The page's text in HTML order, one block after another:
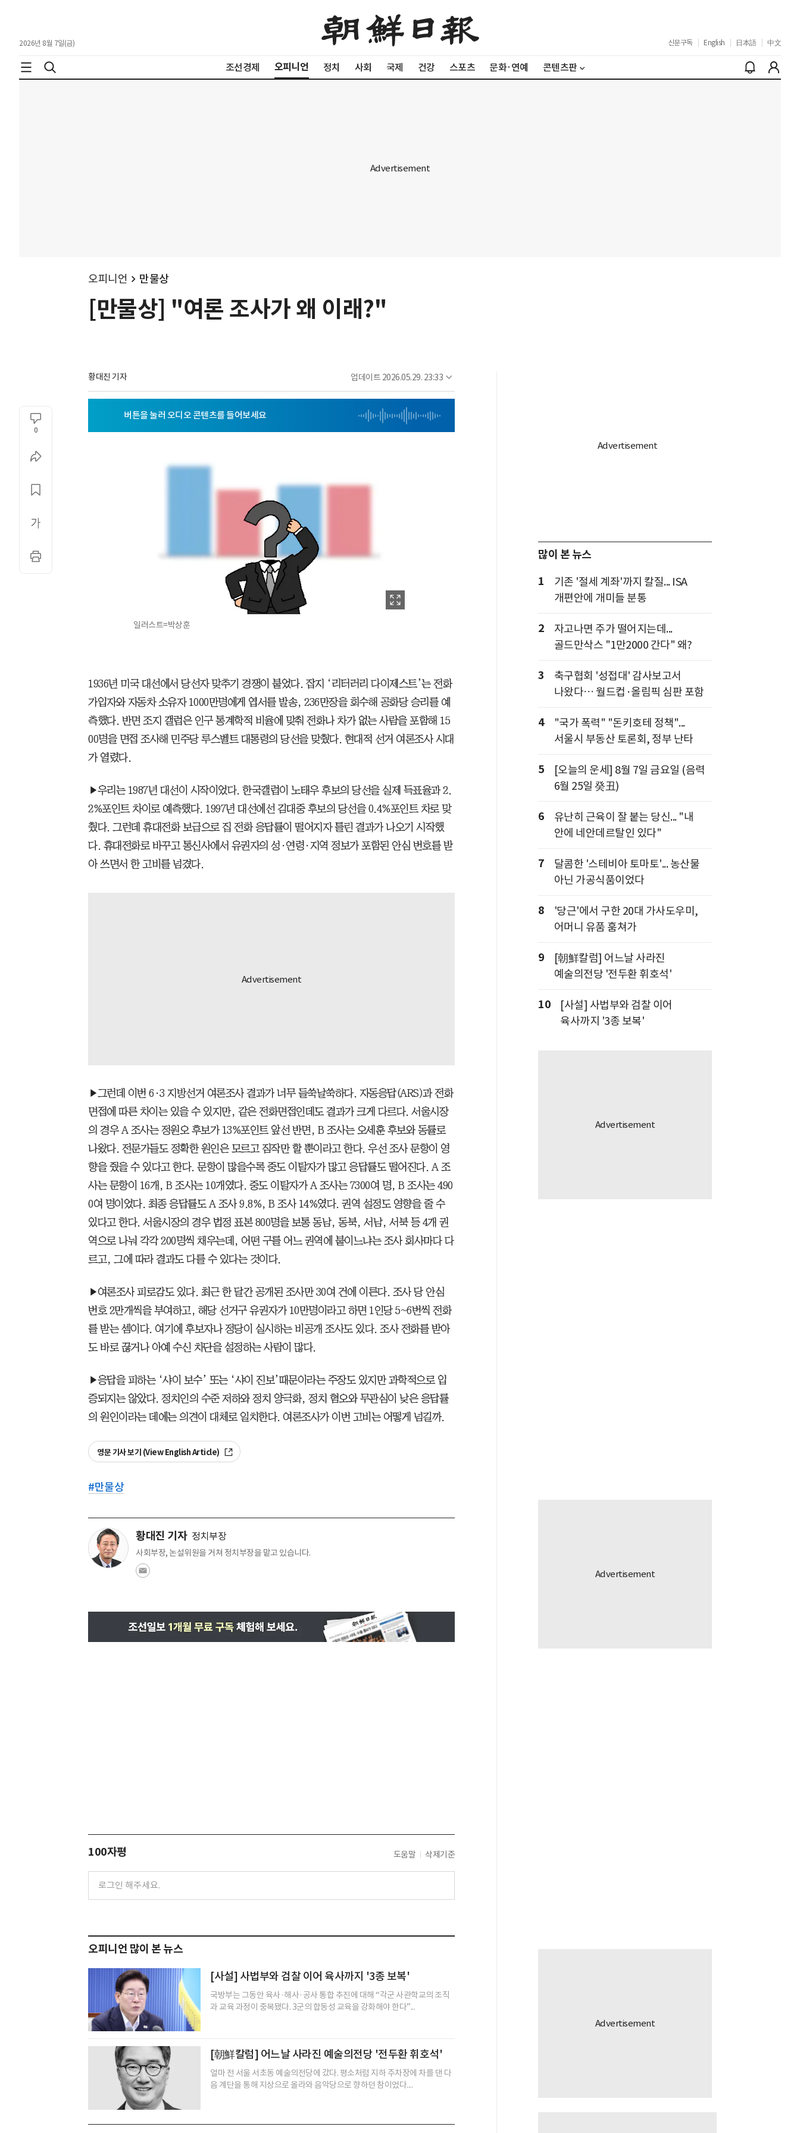
2026년 8월 7일(금) 신문구독 English 日本語 中文
조선경제 오피니언 정치 사회 국제 건강 스포츠 문화·연예 콘텐츠판
오피니언 만물상
[만물상] "여론 조사가 왜 이래?"
황대진 기자 업데이트 2026.05.29. 23:33
0
일러스트=박상훈
1936년 미국 대선에서 당선자 맞추기 경쟁이 붙었다. 잡지 ‘리터러리 다이제스트’는 전화
가입자와 자동차 소유자 1000만명에게 엽서를 발송, 236만장을 회수해 공화당 승리를 예
측했다. 반면 조지 갤럽은 인구 통계학적 비율에 맞춰 전화나 차가 없는 사람을 포함해 15
00명을 면접 조사해 민주당 루스벨트 대통령의 당선을 맞췄다. 현대적 선거 여론조사 시대
가 열렸다.
▶우리는 1987년 대선이 시작이었다. 한국갤럽이 노태우 후보의 당선을 실제 득표율과 2.
2%포인트 차이로 예측했다. 1997년 대선에선 김대중 후보의 당선을 0.4%포인트 차로 맞
췄다. 그런데 휴대전화 보급으로 집 전화 응답률이 떨어지자 틀린 결과가 나오기 시작했
다. 휴대전화로 바꾸고 통신사에서 유권자의 성·연령·지역 정보가 포함된 안심 번호를 받
아 쓰면서 한 고비를 넘겼다.
▶그런데 이번 6·3 지방선거 여론조사 결과가 너무 들쑥날쑥하다. 자동응답(ARS)과 전화
면접에 따른 차이는 있을 수 있지만, 같은 전화면접인데도 결과가 크게 다르다. 서울시장
의 경우 A 조사는 정원오 후보가 13%포인트 앞선 반면, B 조사는 오세훈 후보와 동률로
나왔다. 전문가들도 정확한 원인은 모르고 짐작만 할 뿐이라고 한다. 우선 조사 문항이 영
향을 줬을 수 있다고 한다. 문항이 많을수록 중도 이탈자가 많고 응답률도 떨어진다. A 조
사는 문항이 16개, B 조사는 10개였다. 중도 이탈자가 A 조사는 7300여 명, B 조사는 490
0여 명이었다. 최종 응답률도 A 조사 9.8%, B 조사 14%였다. 권역 설정도 영향을 줄 수
있다고 한다. 서울시장의 경우 법정 표본 800명을 보통 동남, 동북, 서남, 서북 등 4개 권
역으로 나눠 각각 200명씩 채우는데, 어떤 구를 어느 권역에 붙이느냐는 조사 회사마다 다
르고, 그에 따라 결과도 다를 수 있다는 것이다.
▶여론조사 피로감도 있다. 최근 한 달간 공개된 조사만 30여 건에 이른다. 조사 당 안심
번호 2만개씩을 부여하고, 해당 선거구 유권자가 10만명이라고 하면 1인당 5~6번씩 전화
를 받는 셈이다. 여기에 후보자나 정당이 실시하는 비공개 조사도 있다. 조사 전화를 받아
도 바로 끊거나 아예 수신 차단을 설정하는 사람이 많다.
▶응답을 피하는 ‘샤이 보수’ 또는 ‘샤이 진보’때문이라는 주장도 있지만 과학적으로 입
증되지는 않았다. 정치인의 수준 저하와 정치 양극화, 정치 혐오와 무관심이 낮은 응답률
의 원인이라는 데에는 의견이 대체로 일치한다. 여론조사가 이번 고비는 어떻게 넘길까.
영문 기사 보기 (View English Article)
#만물상
황대진 기자 정치부장
사회부장, 논설위원을 거쳐 정치부장을 맡고 있습니다.
100자평 도움말 삭제기준
오피니언 많이 본 뉴스
[사설] 사법부와 검찰 이어 육사까지 '3종 보복'
국방부는 그동안 육사·해사·공사 통합 추진에 대해 “각군 사관학교의 조직
과 교육 과정이 중복됐다. 3군의 합동성 교육을 강화해야 한다”...
[朝鮮칼럼] 어느날 사라진 예술의전당 '전두환 휘호석'
얼마 전 서울 서초동 예술의전당에 갔다. 평소처럼 지하 주차장에 차를 댄 다
음 계단을 통해 지상으로 올라와 음악당으로 향하던 참이었다....
많이 본 뉴스
1
기존 '절세 계좌'까지 칼질... ISA
개편안에 개미들 분통
2
자고나면 주가 떨어지는데...
골드만삭스 "1만2000 간다" 왜?
3
축구협회 '성접대' 감사보고서
나왔다… 월드컵·올림픽 심판 포함
4
"국가 폭력" "돈키호테 정책"...
서울시 부동산 토론회, 정부 난타
5
[오늘의 운세] 8월 7일 금요일 (음력
6월 25일 癸丑)
6
유난히 근육이 잘 붙는 당신... "내
안에 네안데르탈인 있다"
7
달콤한 '스테비아 토마토'... 농산물
아닌 가공식품이었다
8
'당근'에서 구한 20대 가사도우미,
어머니 유품 훔쳐가
9
[朝鮮칼럼] 어느날 사라진
예술의전당 '전두환 휘호석'
10
[사설] 사법부와 검찰 이어
육사까지 '3종 보복'